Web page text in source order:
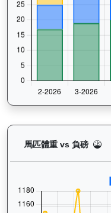
馬匹體重 vs 負磅